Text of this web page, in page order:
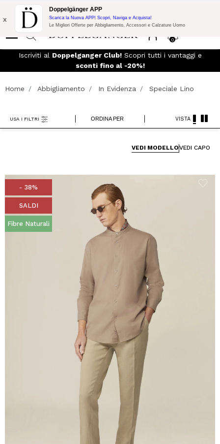
Promo Flash:
10% di Extra Sconto su 300€ di Acquisto con codice:
DOPPEL300
0
x
Doppelgänger APP
Scarica la Nuova APP! Scopri, Naviga e Acquista!
Le Migliori Offerte per Abbigliamento, Accessori e Calzature Uomo
SPEDIZIONE GRATUITA- Per ordini superiori a 299€ e reso
facile
Home Abbigliamento In Evidenza Speciale Lino
ORDINA PER
USA I FILTRI VISTA
VEDI MODELLOVEDI CAPO
- 38%
SALDI
Fibre Naturali